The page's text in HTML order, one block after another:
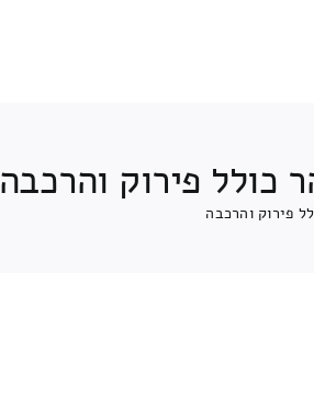
פירוק והרכבה
פירוק והרכבה